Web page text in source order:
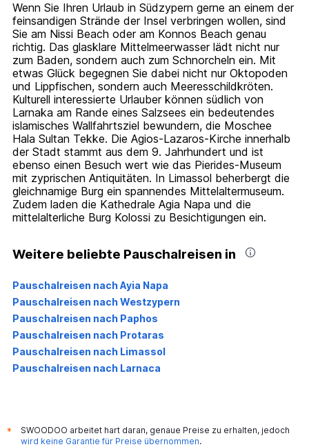
Wenn Sie Ihren Urlaub in Südzypern gerne an einem der
feinsandigen Strände der Insel verbringen wollen, sind
Sie am Nissi Beach oder am Konnos Beach genau
richtig. Das glasklare Mittelmeerwasser lädt nicht nur
zum Baden, sondern auch zum Schnorcheln ein. Mit
etwas Glück begegnen Sie dabei nicht nur Oktopoden
und Lippfischen, sondern auch Meeresschildkröten.
Kulturell interessierte Urlauber können südlich von
Larnaka am Rande eines Salzsees ein bedeutendes
islamisches Wallfahrtsziel bewundern, die Moschee
Hala Sultan Tekke. Die Agios-Lazaros-Kirche innerhalb
der Stadt stammt aus dem 9. Jahrhundert und ist
ebenso einen Besuch wert wie das Pierides-Museum
mit zyprischen Antiquitäten. In Limassol beherbergt die
gleichnamige Burg ein spannendes Mittelaltermuseum.
Zudem laden die Kathedrale Agia Napa und die
mittelalterliche Burg Kolossi zu Besichtigungen ein.
Weitere beliebte Pauschalreisen in
Pauschalreisen nach Ayia Napa
Pauschalreisen nach Westzypern
Pauschalreisen nach Paphos
Pauschalreisen nach Protaras
Pauschalreisen nach Limassol
Pauschalreisen nach Larnaca
*
SWOODOO arbeitet hart daran, genaue Preise zu erhalten, jedoch
wird keine Garantie für Preise übernommen.